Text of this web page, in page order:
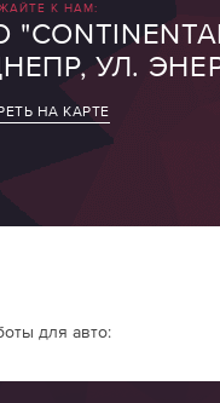
К НАМ:
УЛ.
НА КАРТЕ
для авто: